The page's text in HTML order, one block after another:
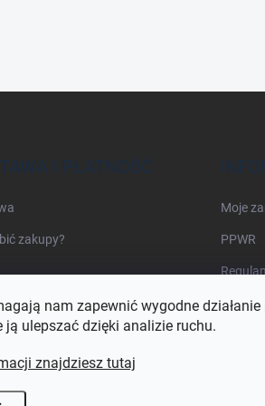
nam zapewnić wygodne działanie
ją ulepszać dzięki analizie ruchu.
znajdziesz tutaj
I PŁATNOŚĆ
zakupy?
Moje
PPWR